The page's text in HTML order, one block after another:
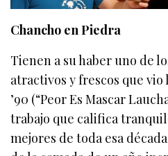
Chancho en Piedra
Tienen a su haber uno de
atractivos y frescos que
’90 (“Peor Es Mascar
trabajo que califica
mejores de toda esa